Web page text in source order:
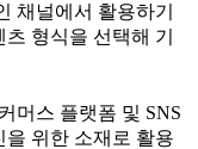
채널에서 활용하기
형식을 선택해 기
머스 플랫폼 및 SNS
위한 소재로 활용